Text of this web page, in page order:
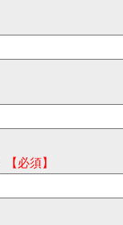
【必須】